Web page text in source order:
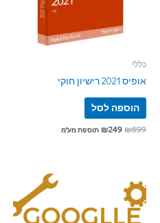
כללי
אופיס 2021 רישיון חוקי
הוספה לסל
₪699
₪249 תוספת מע"מ